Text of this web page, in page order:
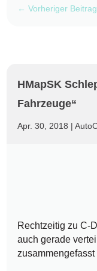
←Vorheriger Beitrag
HMapSK
Fahrzeuge“
Apr. 30, 2018 |
Rechtzeitig zu C-
auch gerade
zusammengefasst